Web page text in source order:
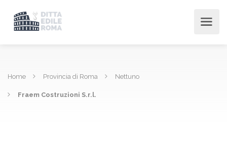
Home Provincia di Roma Nettuno
Fraem Costruzioni S.r.l.